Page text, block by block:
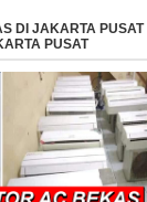
DI JAKARTA PUSAT |
PUSAT